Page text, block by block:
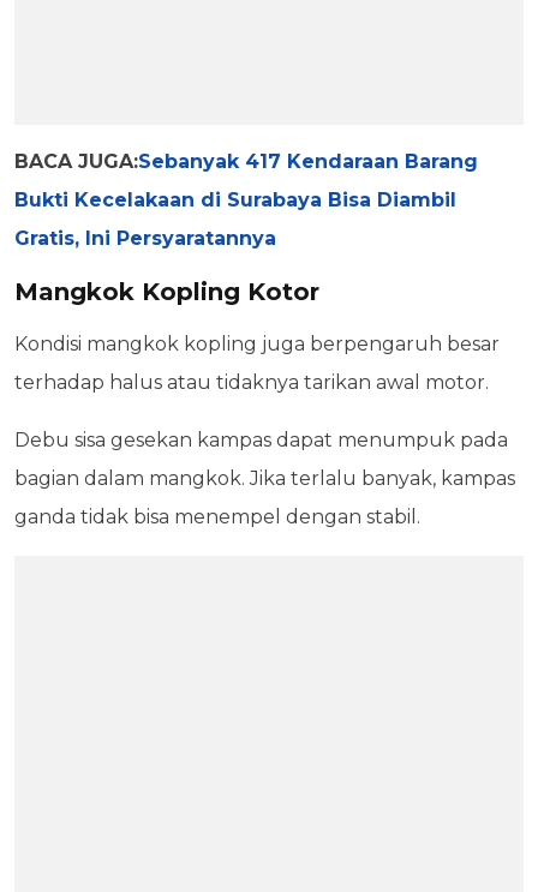
BACA JUGA:Sebanyak 417 Kendaraan Barang
Bukti Kecelakaan di Surabaya Bisa Diambil
Gratis, Ini Persyaratannya
Mangkok Kopling Kotor
Kondisi mangkok kopling juga berpengaruh besar
terhadap halus atau tidaknya tarikan awal motor.
Debu sisa gesekan kampas dapat menumpuk pada
bagian dalam mangkok. Jika terlalu banyak, kampas
ganda tidak bisa menempel dengan stabil.